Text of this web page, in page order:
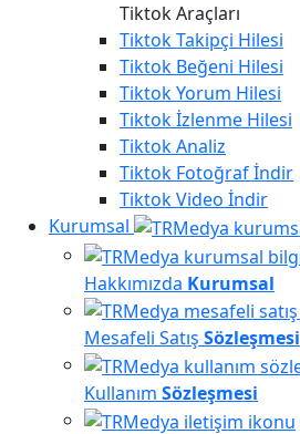
Tiktok Araçları
TiktokTakipçi Hilesi
Tiktok Beğeni Hilesi
TiktokYorum Hilesi
Tiktokİzlenme Hilesi
TiktokAnaliz
Tiktok Fotoğraf İndir
TiktokVideo İndir
Kurumsal
Hakkımızda Kurumsal
Mesafeli Satış Sözleşmesi
Kullanım Sözleşmesi